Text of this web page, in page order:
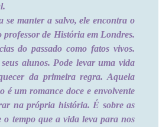
se manter a salvo, ele encontra o
de História em Londres.
do passado como fatos vivos.
alunos. Pode levar uma vida
da primeira regra. Aquela
é um romance doce e envolvente
na própria história. É sobre as
o tempo que a vida leva para nos